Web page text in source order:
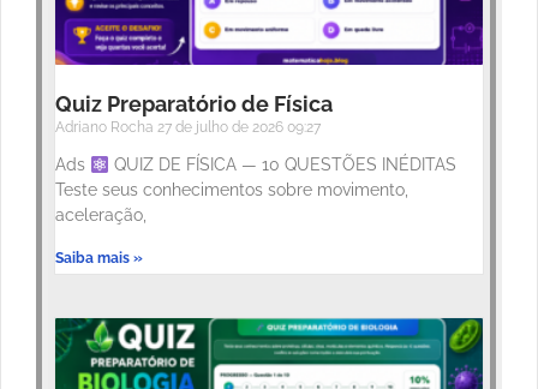
Quiz Preparatório de Física
Adriano Rocha 27 de julho de 2026 09:27
Ads
QUIZ DE FÍSICA — 10 QUESTÕES INÉDITAS
Teste seus conhecimentos sobre movimento,
aceleração,
Saiba mais »